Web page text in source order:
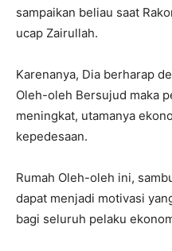
sampaikan beliau saat
ucap Zairullah.
Karenanya, Dia berharap
Oleh-oleh Bersujud maka
meningkat, utamanya
kepedesaan.
Rumah Oleh-oleh ini,
dapat menjadi motivasi
bagi seluruh pelaku